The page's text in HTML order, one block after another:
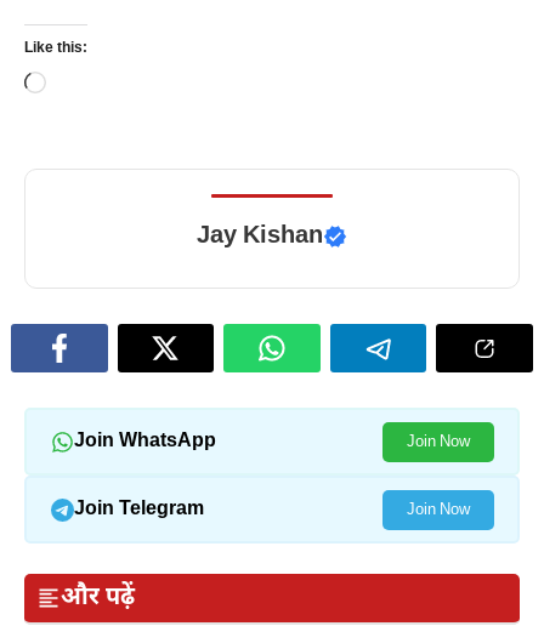
Like this:
Loading…
Jay Kishan
Join WhatsApp Join Now
Join Telegram Join Now
और पढ़ें